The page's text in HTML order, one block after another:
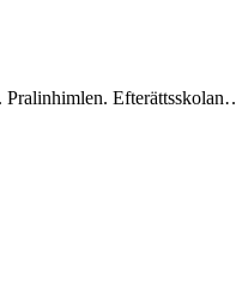
Pralinhimlen.